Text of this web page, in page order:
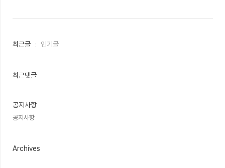
최
인
최근글 인기글
최근댓글
공지사항
공지사항
Archives